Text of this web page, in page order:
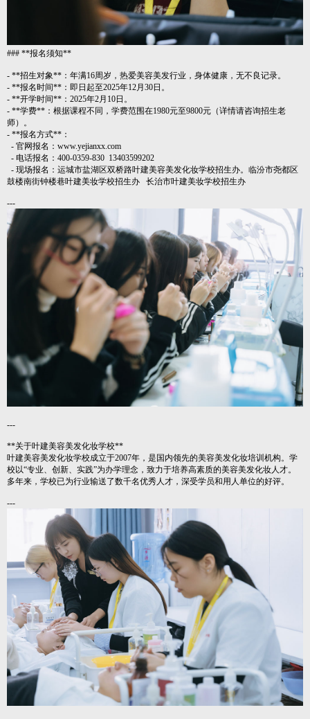
### **报名须知**
- **招生对象**：年满16周岁，热爱美容美发行业，身体健康，无不良记录。
- **报名时间**：即日起至2025年12月30日。
- **开学时间**：2025年2月10日。
- **学费**：根据课程不同，学费范围在1980元至9800元（详情请咨询招生老
师）。
- **报名方式**：
- 官网报名：www.yejianxx.com
- 电话报名：400-0359-830 13403599202
- 现场报名：运城市盐湖区双桥路叶建美容美发化妆学校招生办。临汾市尧都区
鼓楼南街钟楼巷叶建美妆学校招生办 长治市叶建美妆学校招生办
---
---
**关于叶建美容美发化妆学校**
叶建美容美发化妆学校成立于2007年，是国内领先的美容美发化妆培训机构。学
校以“专业、创新、实践”为办学理念，致力于培养高素质的美容美发化妆人才。
多年来，学校已为行业输送了数千名优秀人才，深受学员和用人单位的好评。
---